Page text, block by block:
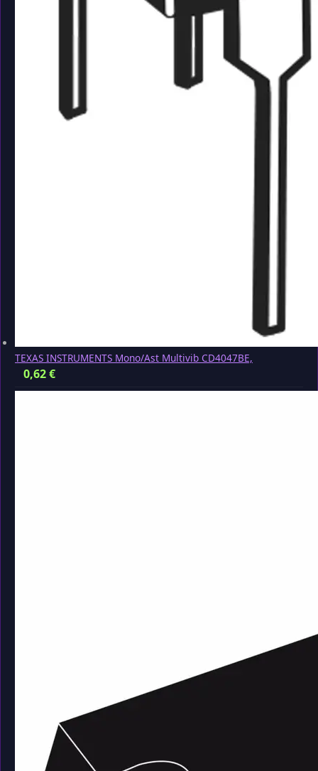
TEXAS INSTRUMENTS Mono/Ast Multivib CD4047BE,
0,62€